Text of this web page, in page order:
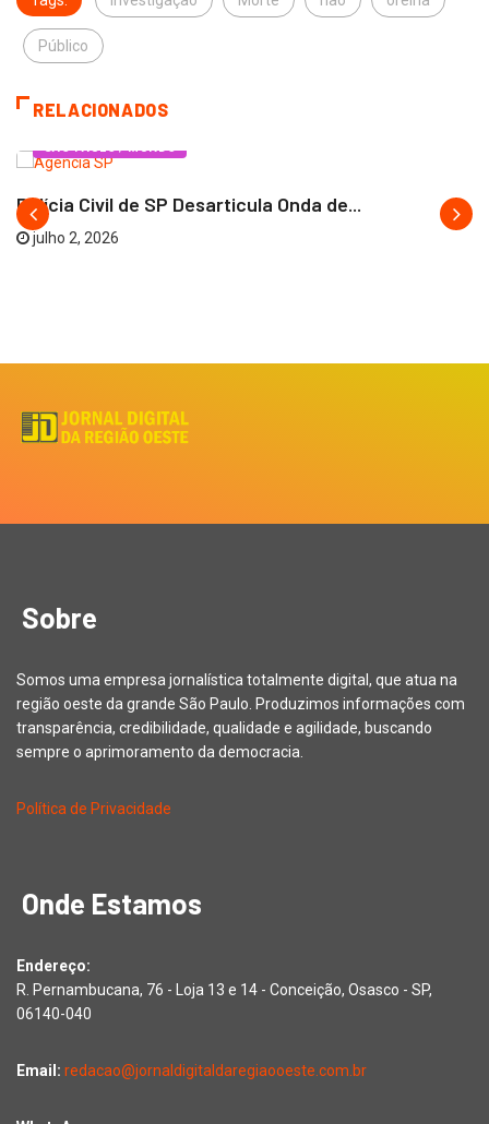
Público
RELACIONADOS
SÃO PAULO / MUNDO
Polícia Civil de SP Desarticula Onda de...
julho 2, 2026
Sobre
Somos uma empresa jornalística totalmente digital, que atua na
região oeste da grande São Paulo. Produzimos informações com
transparência, credibilidade, qualidade e agilidade, buscando
sempre o aprimoramento da democracia.
Política de Privacidade
Onde Estamos
Endereço:
R. Pernambucana, 76 - Loja 13 e 14 - Conceição, Osasco - SP,
06140-040
Email: redacao@jornaldigitaldaregiaooeste.com.br